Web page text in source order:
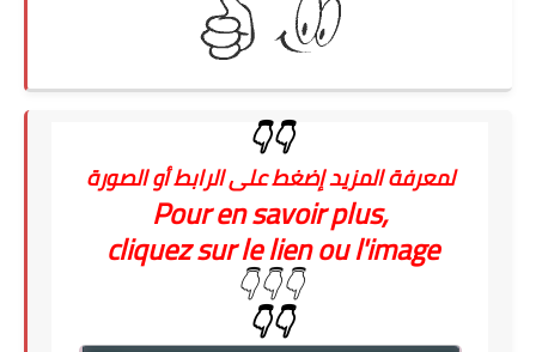
👇👇
لمعرفة المزيد إضغط على الرابط أو الصورة
Pour en savoir plus,
cliquez sur le lien ou l'image
👇👇👇
👇👇